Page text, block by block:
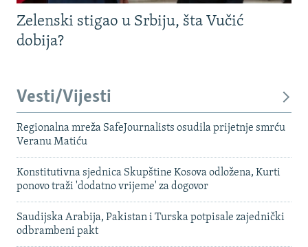
Zelenski stigao u Srbiju, šta Vučić
dobija?
Vesti/Vijesti
Regionalna mreža SafeJournalists osudila prijetnje smrću
Veranu Matiću
Konstitutivna sjednica Skupštine Kosova odložena, Kurti
ponovo traži 'dodatno vrijeme' za dogovor
Saudijska Arabija, Pakistan i Turska potpisale zajednički
odbrambeni pakt